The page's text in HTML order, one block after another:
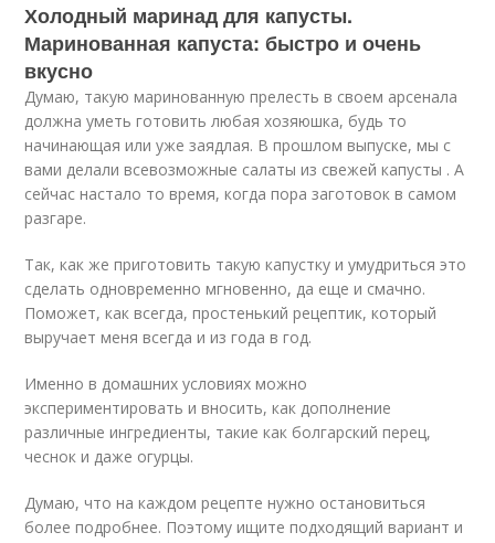
Холодный маринад для капусты.
Маринованная капуста: быстро и очень
вкусно
Думаю, такую маринованную прелесть в своем арсенала
должна уметь готовить любая хозяюшка, будь то
начинающая или уже заядлая. В прошлом выпуске, мы с
вами делали всевозможные салаты из свежей капусты . А
сейчас настало то время, когда пора заготовок в самом
разгаре.
Так, как же приготовить такую капустку и умудриться это
сделать одновременно мгновенно, да еще и смачно.
Поможет, как всегда, простенький рецептик, который
выручает меня всегда и из года в год.
Именно в домашних условиях можно
экспериментировать и вносить, как дополнение
различные ингредиенты, такие как болгарский перец,
чеснок и даже огурцы.
Думаю, что на каждом рецепте нужно остановиться
более подробнее. Поэтому ищите подходящий вариант и